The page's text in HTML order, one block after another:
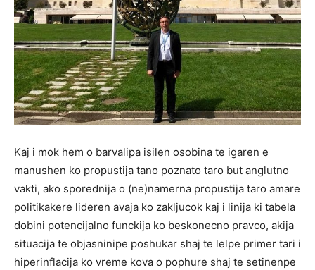
Kaj i mok hem o barvalipa isilen osobina te igaren e
manushen ko propustija tano poznato taro but anglutno
vakti, ako sporednija o (ne)namerna propustija taro amare
politikakere lideren avaja ko zakljucok kaj i linija ki tabela
dobini potencijalno funckija ko beskonecno pravco, akija
situacija te objasninipe poshukar shaj te lelpe primer tari i
hiperinflacija ko vreme kova o pophure shaj te setinenpe